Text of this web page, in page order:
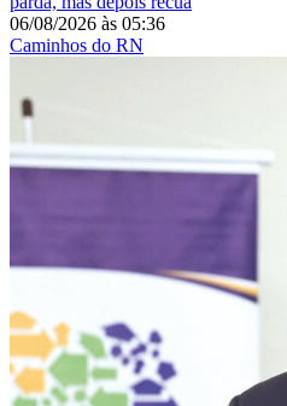
06/08/2026 às 05:36
Caminhos do RN